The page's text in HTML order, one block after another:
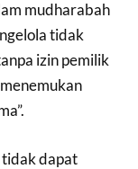
mudharabah
tidak
izin pemilik
tidak dapat